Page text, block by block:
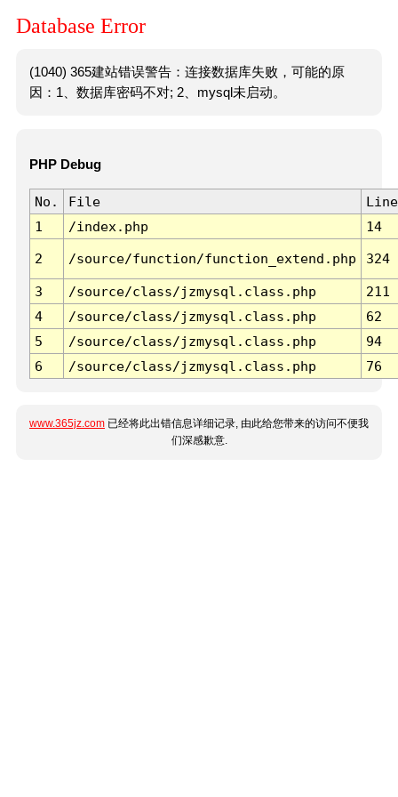
Database Error
(1040) 365建站错误警告：连接数据库失败，可能的原
因：1、数据库密码不对; 2、mysql未启动。
PHP Debug
No. File
Line
1
/index.php 14
2 /source/function/function_extend.php 324
3 /source/class/jzmysql.class.php
211
4
/source/class/jzmysql.class.php
62
5
/source/class/jzmysql.class.php
94
6
/source/class/jzmysql.class.php 76
www.365jz.com 已经将此出错信息详细记录, 由此给您带来的访问不便我
们深感歉意.